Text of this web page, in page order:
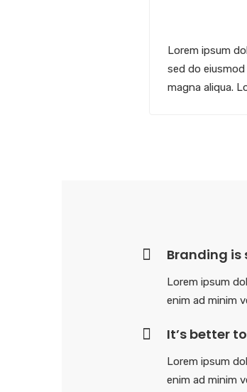
Lorem ipsum
sed do
magna aliqua.
Branding is
Lorem ipsum
enim ad minim
It’s better
Lorem ipsum
enim ad minim